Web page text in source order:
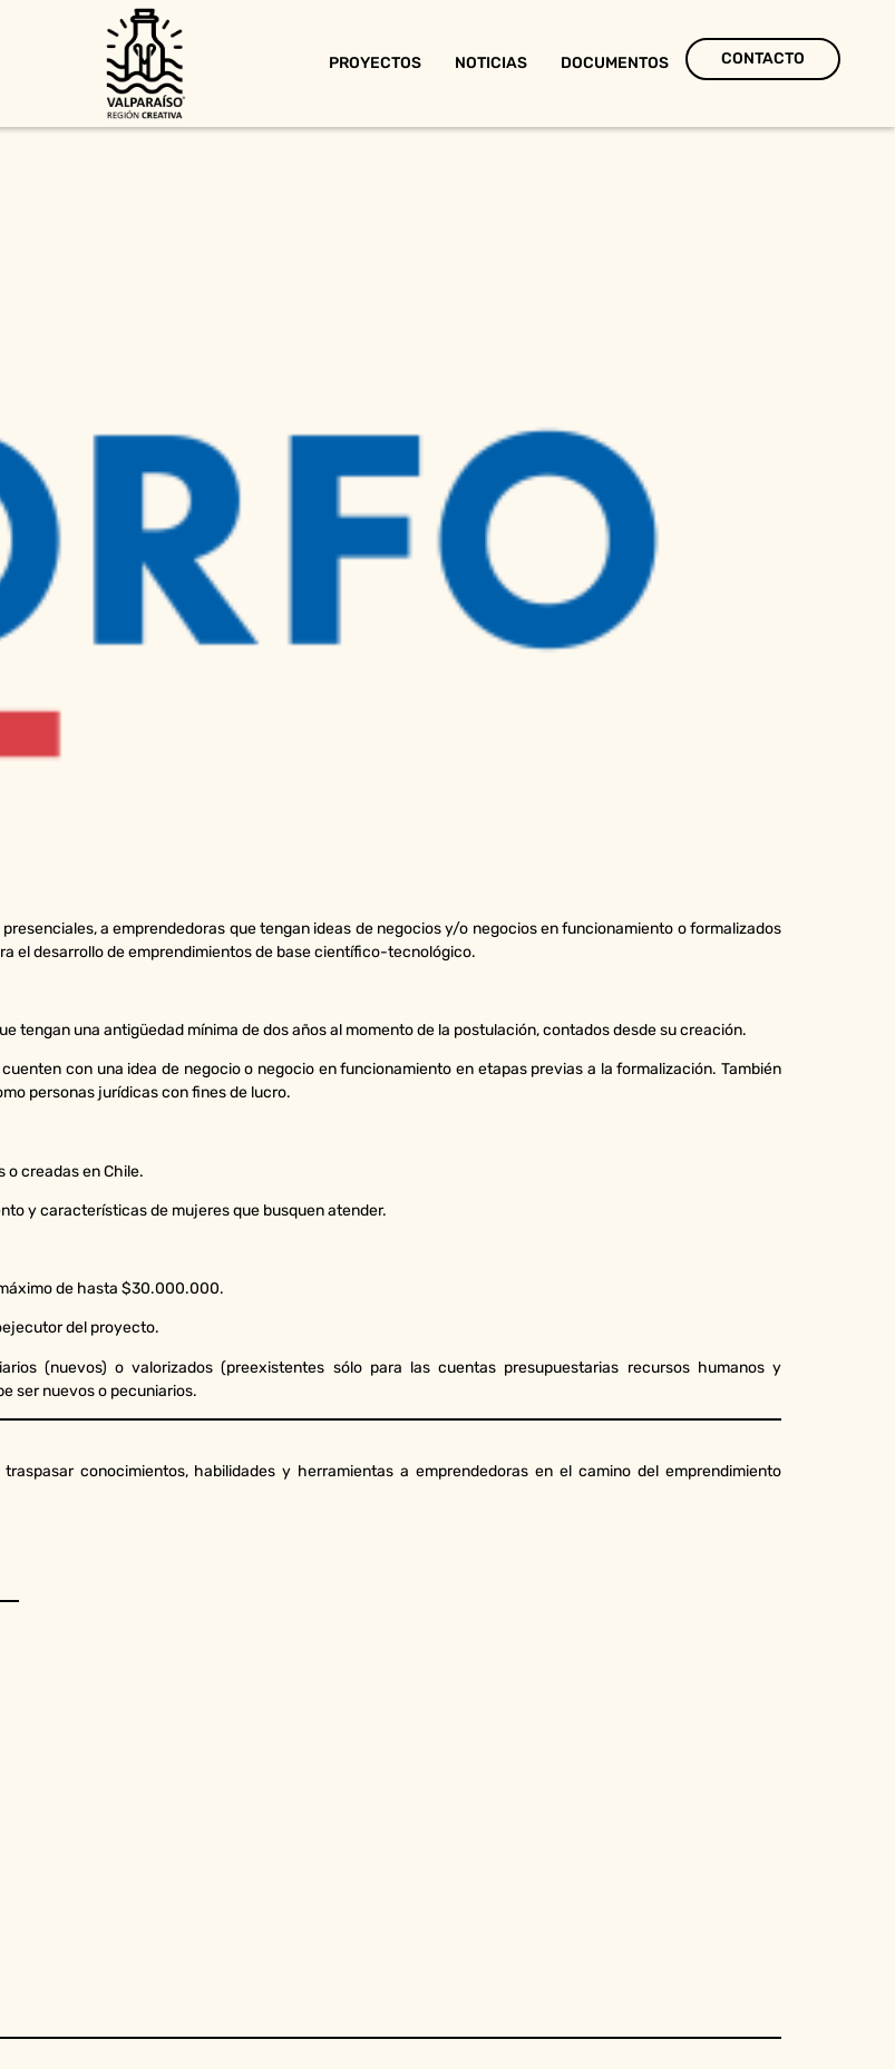
PROYECTOS NOTICIAS DOCUMENTOS CONTACTO
a emprendedoras que tengan ideas de negocios y/o negocios en funcionamiento o formalizados
el desarrollo de emprendimientos de base científico-tecnológico.
tengan una antigüedad mínima de dos años al momento de la postulación, contados desde su creación.
con una idea de negocio o negocio en funcionamiento en etapas previas a la formalización. También
personas jurídicas con fines de lucro.
creadas en Chile.
y características de mujeres que busquen atender.
de hasta $30.000.000.
del proyecto.
(nuevos) o valorizados (preexistentes sólo para las cuentas presupuestarias recursos humanos y
ser nuevos o pecuniarios.
conocimientos, habilidades y herramientas a emprendedoras en el camino del emprendimiento